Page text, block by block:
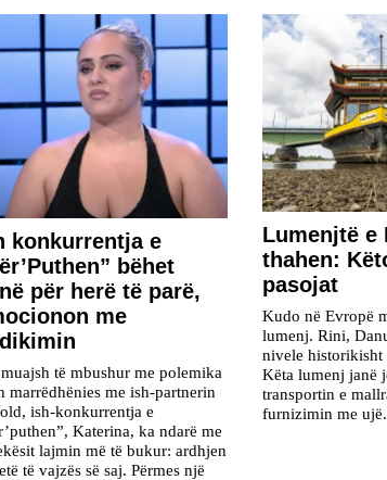
konkurrentja e
bëhet
për herë të parë,
me
muajsh të mbushur me polemika
marrëdhënies me ish-partnerin
ish-konkurrentja e
Katerina, ka ndarë me
lajmin më të bukur: ardhjen
të vajzës së saj. Përmes një
Lumenjtë e
thahen:
pasojat
Kudo në Evropë
lumenj. Rini,
nivele historikisht
Këta lumenj janë
transportin e
furnizimin me